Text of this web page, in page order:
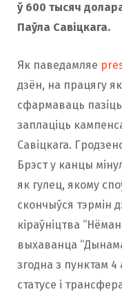
ў 600 тысяч
Паўла Савіцкага.
Як паведамляе
дзён, на працягу
сфармаваць
заплаціць
Савіцкага.
Брэст у канцы
як гулец, якому
скончыўся тэрмін
кіраўніцтва
выхаванца
згодна з пунктам
статусе і